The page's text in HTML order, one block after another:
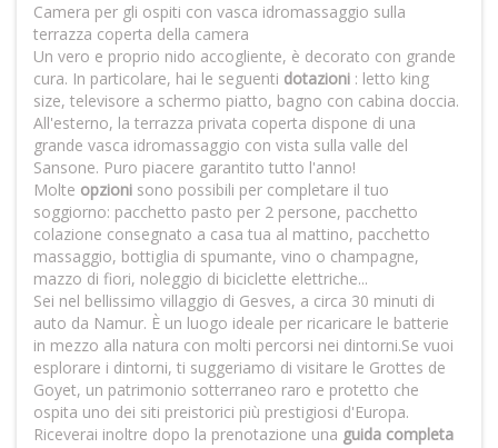
Camera per gli ospiti con vasca idromassaggio sulla
terrazza coperta della camera
Un vero e proprio nido accogliente, è decorato con grande
cura. In particolare, hai le seguenti dotazioni : letto king
size, televisore a schermo piatto, bagno con cabina doccia.
All'esterno, la terrazza privata coperta dispone di una
grande vasca idromassaggio con vista sulla valle del
Sansone. Puro piacere garantito tutto l'anno!
Molte opzioni sono possibili per completare il tuo
soggiorno: pacchetto pasto per 2 persone, pacchetto
colazione consegnato a casa tua al mattino, pacchetto
massaggio, bottiglia di spumante, vino o champagne,
mazzo di fiori, noleggio di biciclette elettriche...
Sei nel bellissimo villaggio di Gesves, a circa 30 minuti di
auto da Namur. È un luogo ideale per ricaricare le batterie
in mezzo alla natura con molti percorsi nei dintorni.Se vuoi
esplorare i dintorni, ti suggeriamo di visitare le Grottes de
Goyet, un patrimonio sotterraneo raro e protetto che
ospita uno dei siti preistorici più prestigiosi d'Europa.
Riceverai inoltre dopo la prenotazione una guida completa